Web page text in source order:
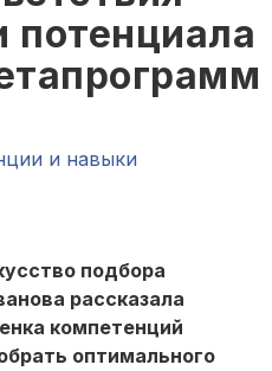
потенциала
и навыки
подбора
рассказала
компетенций
оптимального